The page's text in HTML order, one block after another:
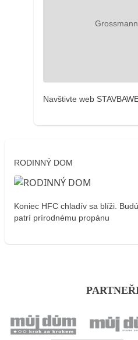
Navštivte web
RODINNÝ DOM
Koniec HFC chladív sa blíži.
patrí prírodnému propánu